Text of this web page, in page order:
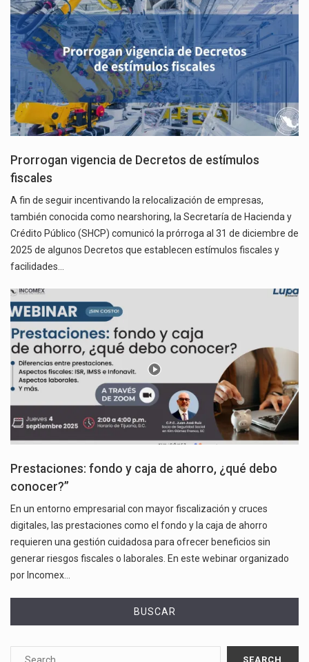
Prorrogan vigencia de Decretos de estímulos
fiscales
A fin de seguir incentivando la relocalización de empresas,
también conocida como nearshoring, la Secretaría de Hacienda y
Crédito Público (SHCP) comunicó la prórroga al 31 de diciembre de
2025 de algunos Decretos que establecen estímulos fiscales y
facilidades…
Prestaciones: fondo y caja de ahorro, ¿qué debo
conocer?”
En un entorno empresarial con mayor fiscalización y cruces
digitales, las prestaciones como el fondo y la caja de ahorro
requieren una gestión cuidadosa para ofrecer beneficios sin
generar riesgos fiscales o laborales. En este webinar organizado
por Incomex…
BUSCAR